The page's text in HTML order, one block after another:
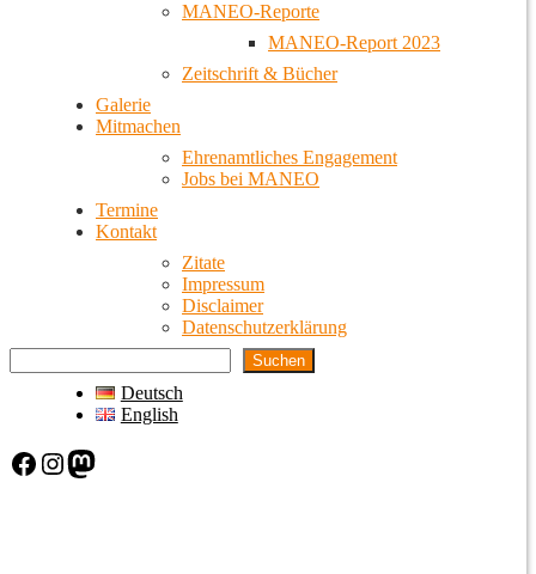
MANEO-Reporte
MANEO-Report 2023
Zeitschrift & Bücher
Galerie
Mitmachen
Ehrenamtliches Engagement
Jobs bei MANEO
Termine
Kontakt
Zitate
Impressum
Disclaimer
Datenschutzerklärung
Suchen
Deutsch
English
Facebook Instagram Mastodon